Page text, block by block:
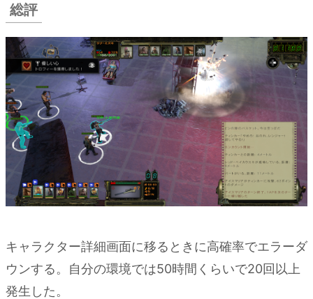
総評
3.
その
他の
評価
点
総評
キャラクター詳細画面に移るときに高確率でエラーダ
ウンする。自分の環境では50時間くらいで20回以上
発生した。